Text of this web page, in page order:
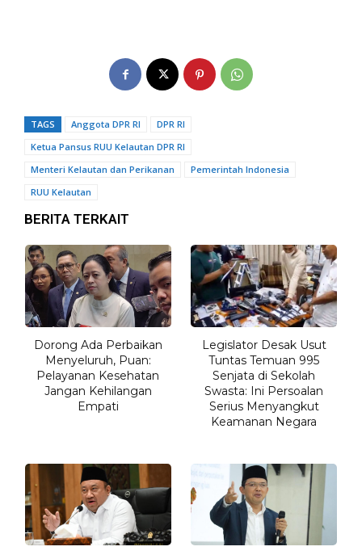
TAGS Anggota DPR RI
DPR RI
Ketua Pansus RUU Kelautan DPR RI
Menteri Kelautan dan Perikanan
Pemerintah Indonesia
RUU Kelautan
BERITA TERKAIT
Dorong Ada Perbaikan
Menyeluruh, Puan:
Pelayanan Kesehatan
Jangan Kehilangan
Empati
Legislator Desak Usut
Tuntas Temuan 995
Senjata di Sekolah
Swasta: Ini Persoalan
Serius Menyangkut
Keamanan Negara